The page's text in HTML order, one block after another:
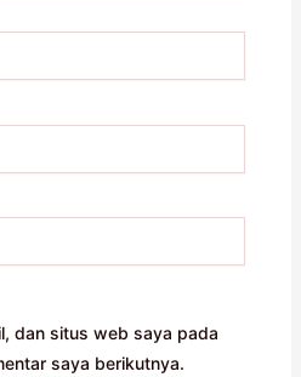
dan situs web saya pada
saya berikutnya.